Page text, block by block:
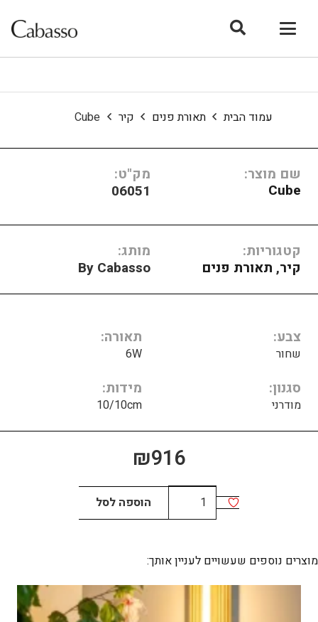
עמוד הבית תאורת פנים קיר Cube
שם מוצר:
Cube
מק"ט:
06051
קטגוריות:
קיר, תאורת פנים
מותג:
By Cabasso
צבע
שחור
תאורה
6W
סגנון
מודרני
מידות
10/10cm
₪916
כמות
של
הוספה לסל
מוצרים נוספים שעשויים לעניין אותך: